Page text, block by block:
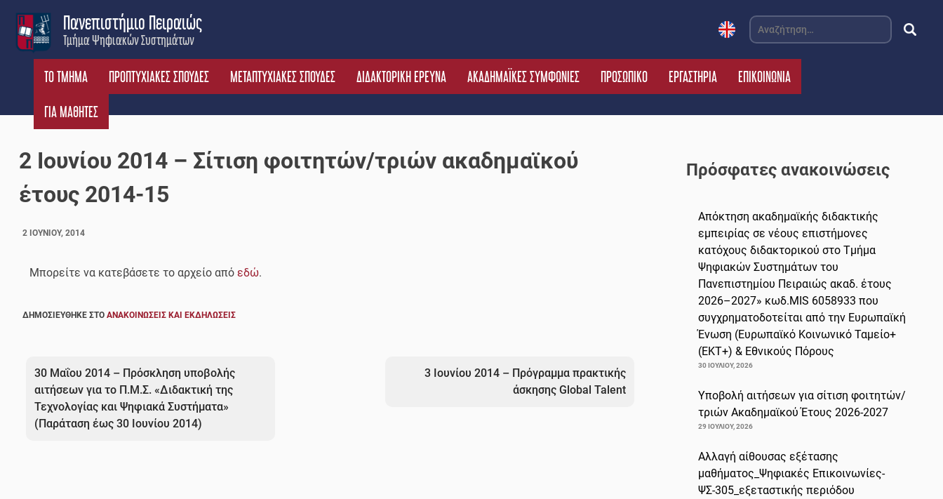
content
Τμήμα Ψηφιακών Συστημάτων
Πανεπιστήμιο Πειραιώς
Αναζήτηση
για:
ΤΟ ΤΜΗΜΑ ΠΡΟΠΤΥΧΙΑΚΕΣ ΣΠΟΥΔΕΣ ΜΕΤΑΠΤΥΧΙΑΚΕΣ ΣΠΟΥΔΕΣ ΔΙΔΑΚΤΟΡΙΚΗ ΕΡΕΥΝΑ ΑΚΑΔΗΜΑΪΚΕΣ ΣΥΜΦΩΝΙΕΣ ΠΡΟΣΩΠΙΚΟ ΕΡΓΑΣΤΗΡΙΑ ΕΠΙΚΟΙΝΩΝΙΑ
ΓΙΑ ΜΑΘΗΤΕΣ
2 Ιουνίου 2014 – Σίτιση φοιτητών/τριών ακαδημαϊκού
έτους 2014-15
2 ΙΟΥΝΊΟΥ, 2014
Μπορείτε να κατεβάσετε το αρχείο από εδώ.
ΔΗΜΟΣΙΕΎΘΗΚΕ ΣΤΟ ΑΝΑΚΟΙΝΏΣΕΙΣ ΚΑΙ ΕΚΔΗΛΏΣΕΙΣ
άρθρων
30 Μαΐου 2014 – Πρόσκληση υποβολής
αιτήσεων για το Π.Μ.Σ. «Διδακτική της
Τεχνολογίας και Ψηφιακά Συστήματα»
(Παράταση έως 30 Ιουνίου 2014)
3 Ιουνίου 2014 – Πρόγραμμα πρακτικής
άσκησης Global Talent
Πρόσφατες ανακοινώσεις
Απόκτηση ακαδημαϊκής διδακτικής
εμπειρίας σε νέους επιστήμονες
κατόχους διδακτορικού στο Τμήμα
Ψηφιακών Συστημάτων του
Πανεπιστημίου Πειραιώς ακαδ. έτους
2026–2027» κωδ.MIS 6058933 που
συγχρηματοδοτείται από την Ευρωπαϊκή
Ένωση (Ευρωπαϊκό Κοινωνικό Ταμείο+
(ΕΚΤ+) & Εθνικούς Πόρους
30 ΙΟΥΛΊΟΥ, 2026
Υποβολή αιτήσεων για σίτιση φοιτητών/
τριών Ακαδημαϊκού Έτους 2026-2027
29 ΙΟΥΛΊΟΥ, 2026
Αλλαγή αίθουσας εξέτασης
μαθήματος_Ψηφιακές Επικοινωνίες-
ΨΣ-305_εξεταστικής περιόδου